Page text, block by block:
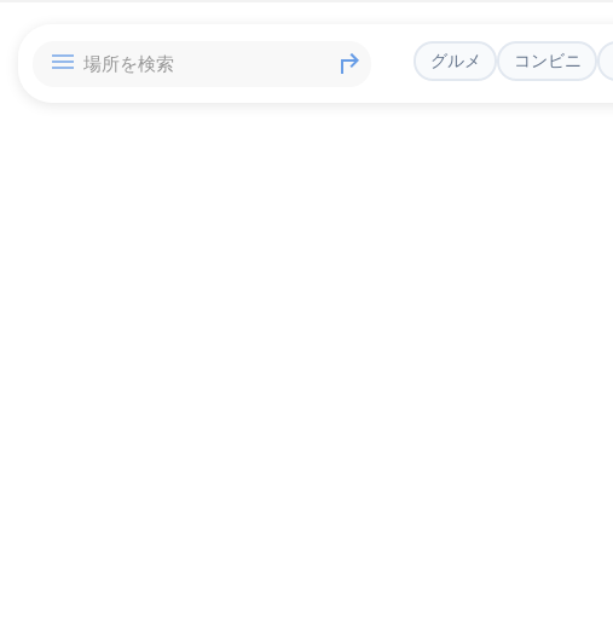
グルメ コンビニ